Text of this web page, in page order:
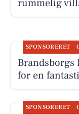
rummelig
SPONSORERET
Brandsborgs
for en
SPONSORERET